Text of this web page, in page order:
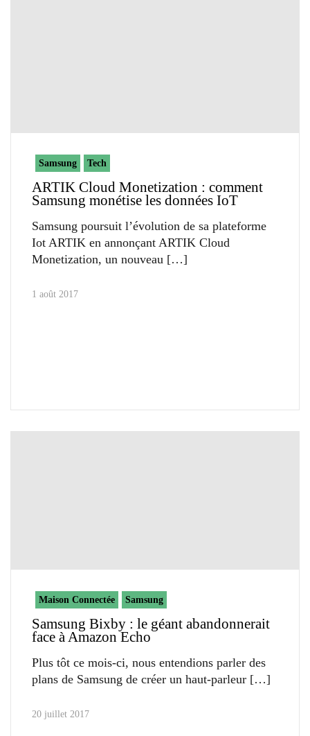
Samsung Tech
ARTIK Cloud Monetization : comment
Samsung monétise les données IoT
Samsung poursuit l’évolution de sa plateforme
Iot ARTIK en annonçant ARTIK Cloud
Monetization, un nouveau
1 août 2017
Maison Connectée Samsung
Samsung Bixby : le géant abandonnerait
face à Amazon Echo
Plus tôt ce mois-ci, nous entendions parler des
plans de Samsung de créer un haut-parleur
20 juillet 2017